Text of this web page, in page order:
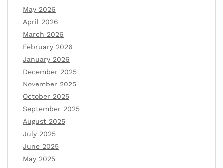
May 2026
April 2026
March 2026
February 2026
January 2026
December 2025
November 2025
October 2025
September 2025
August 2025
July 2025
June 2025
May 2025